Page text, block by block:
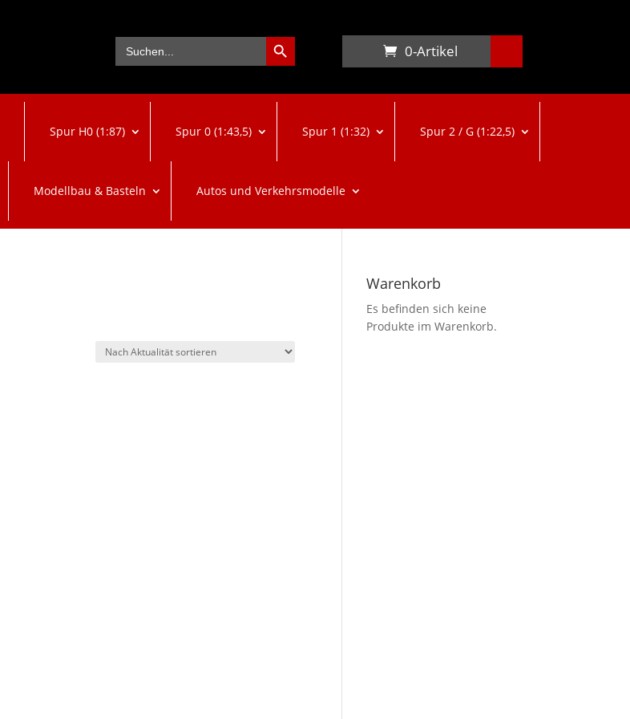
Search
for:
Search Button
0-Artikel
Spur H0 (1:87) Spur 0 (1:43,5) Spur 1 (1:32) Spur 2 / G (1:22,5)
Modellbau & Basteln Autos und Verkehrsmodelle
Warenkorb
Es befinden sich keine
Produkte im Warenkorb.